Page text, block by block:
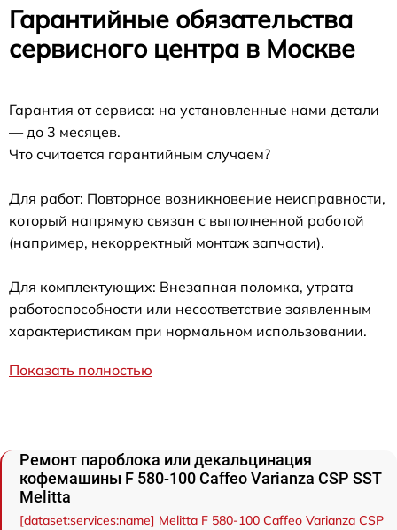
Гарантийные обязательства
сервисного центра в Москве
Гарантия от сервиса: на установленные нами детали
— до 3 месяцев.
Что считается гарантийным случаем?
Для работ: Повторное возникновение неисправности,
который напрямую связан с выполненной работой
(например, некорректный монтаж запчасти).
Для комплектующих: Внезапная поломка, утрата
работоспособности или несоответствие заявленным
характеристикам при нормальном использовании.
Показать полностью
Ремонт пароблока или декальцинация
кофемашины F 580-100 Caffeo Varianza CSP SST
Melitta
[dataset:services:name] Melitta F 580-100 Caffeo Varianza CSP